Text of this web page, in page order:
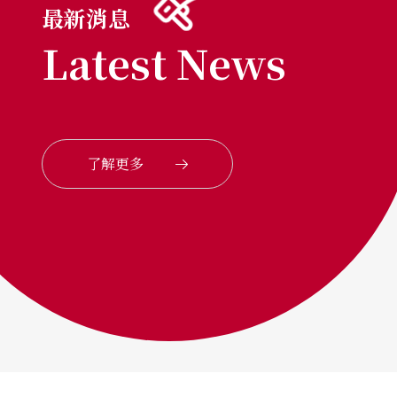
最新消息
Latest News
了解更多